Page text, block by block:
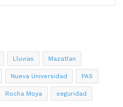
Lluvias Mazatlan
Nueva Universidad PAS
Rocha Moya seguridad